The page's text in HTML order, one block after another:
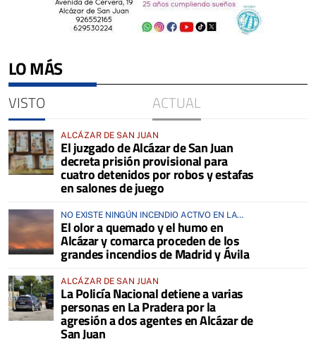
LO MÁS
VISTO ACTUAL
ALCÁZAR DE SAN JUAN
El juzgado de Alcázar de San Juan
decreta prisión provisional para
cuatro detenidos por robos y estafas
en salones de juego
NO EXISTE NINGÚN INCENDIO ACTIVO EN LA
COMARCA
El olor a quemado y el humo en
Alcázar y comarca proceden de los
grandes incendios de Madrid y Ávila
ALCÁZAR DE SAN JUAN
La Policía Nacional detiene a varias
personas en La Pradera por la
agresión a dos agentes en Alcázar de
San Juan